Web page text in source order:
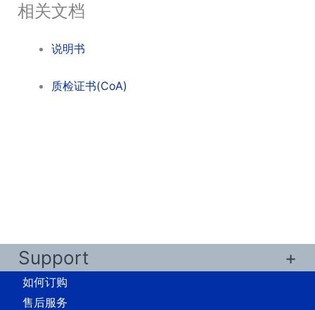
相关文档
说明书
质检证书(CoA)
Support
如何订购
售后服务